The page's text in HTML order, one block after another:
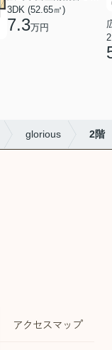
3DK (52.65㎡)
7.3万円
glorious 2階
アクセスマップ